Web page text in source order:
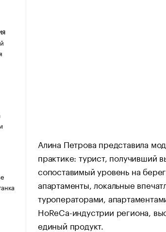
Алина Петрова представила
практике: турист, получивший
сопоставимый уровень на
апартаменты, локальные
туроператорами,
HoReCa-индустрии региона,
единый продукт.